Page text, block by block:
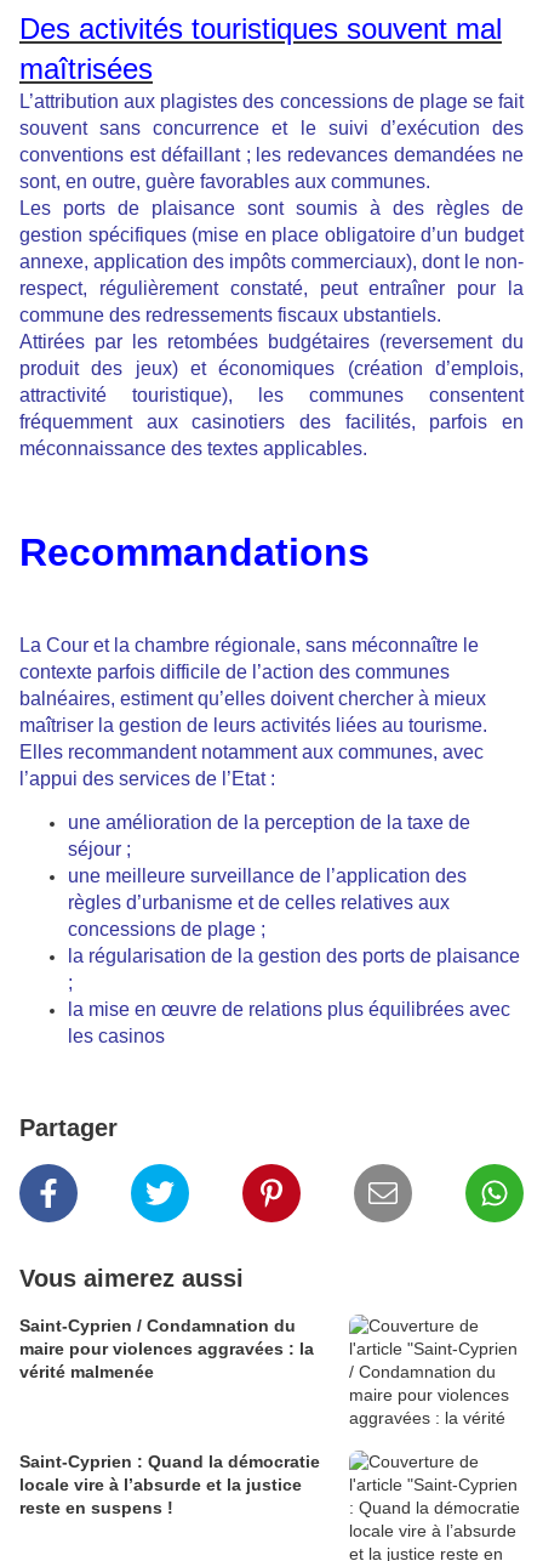
Des activités touristiques souvent mal
maîtrisées
L’attribution aux plagistes des concessions de plage se fait
souvent sans concurrence et le suivi d’exécution des
conventions est défaillant ; les redevances demandées ne
sont, en outre, guère favorables aux communes.
Les ports de plaisance sont soumis à des règles de
gestion spécifiques (mise en place obligatoire d’un budget
annexe, application des impôts commerciaux), dont le non-
respect, régulièrement constaté, peut entraîner pour la
commune des redressements fiscaux ubstantiels.
Attirées par les retombées budgétaires (reversement du
produit des jeux) et économiques (création d’emplois,
attractivité touristique), les communes consentent
fréquemment aux casinotiers des facilités, parfois en
méconnaissance des textes applicables.
Recommandations
La Cour et la chambre régionale, sans méconnaître le
contexte parfois difficile de l’action des communes
balnéaires, estiment qu’elles doivent chercher à mieux
maîtriser la gestion de leurs activités liées au tourisme.
Elles recommandent notamment aux communes, avec
l’appui des services de l’Etat :
une amélioration de la perception de la taxe de
séjour ;
une meilleure surveillance de l’application des
règles d’urbanisme et de celles relatives aux
concessions de plage ;
la régularisation de la gestion des ports de plaisance
;
la mise en œuvre de relations plus équilibrées avec
les casinos
Partager
Vous aimerez aussi
Saint-Cyprien / Condamnation du
maire pour violences aggravées : la
vérité malmenée
Saint-Cyprien : Quand la démocratie
locale vire à l’absurde et la justice
reste en suspens !